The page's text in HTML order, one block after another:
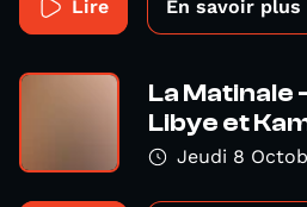
Lire En savoir plus
La Matinale
Libye et
Jeudi 8